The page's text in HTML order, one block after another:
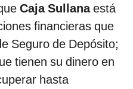
Caja Sullanaestá
financieras que
Seguro de Depósito;
tienen su dinero en
hasta